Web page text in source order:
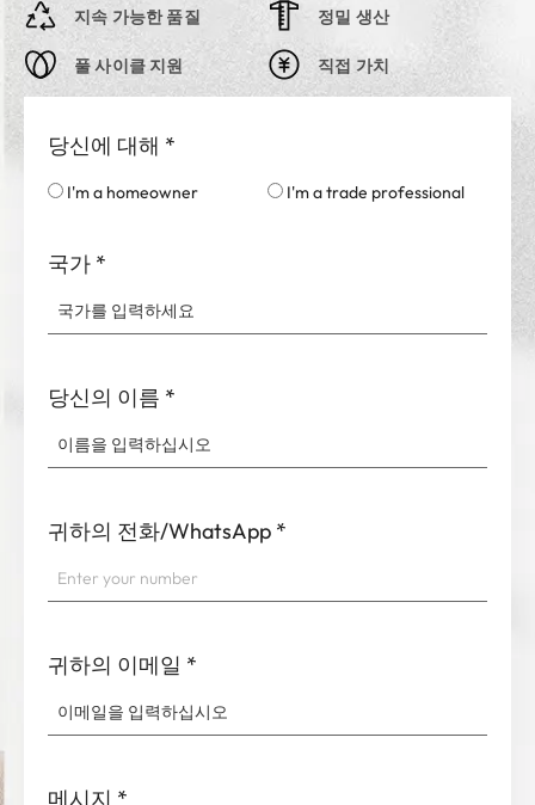
지속 가능한 품질
풀 사이클 지원
정밀 생산
직접 가치
당신에 대해 *
I'm a homeowner I'm a trade professional
국가 *
당신의 이름 *
귀하의 전화/WhatsApp *
귀하의 이메일 *
메시지 *